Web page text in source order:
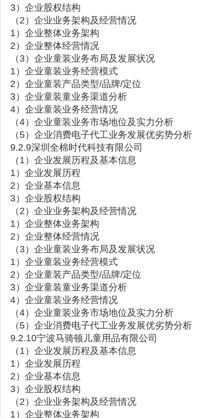
3）企业股权结构
（2）企业业务架构及经营情况
1）企业整体业务架构
2）企业整体经营情况
（3）企业童装业务布局及发展状况
1）企业童装业务经营模式
2）企业童装产品类型/品牌/定位
3）企业童装童业务渠道分析
4）企业童装业务经营情况
（4）企业童装业务市场地位及实力分析
（5）企业消费电子代工业务发展优劣势分析
9.2.9深圳全棉时代科技有限公司
（1）企业发展历程及基本信息
1）企业发展历程
2）企业基本信息
3）企业股权结构
（2）企业业务架构及经营情况
1）企业整体业务架构
2）企业整体经营情况
（3）企业童装业务布局及发展状况
1）企业童装业务经营模式
2）企业童装产品类型/品牌/定位
3）企业童装童业务渠道分析
4）企业童装业务经营情况
（4）企业童装业务市场地位及实力分析
（5）企业消费电子代工业务发展优劣势分析
9.2.10宁波马骑顿儿童用品有限公司
（1）企业发展历程及基本信息
1）企业发展历程
2）企业基本信息
3）企业股权结构
（2）企业业务架构及经营情况
1）企业整体业务架构